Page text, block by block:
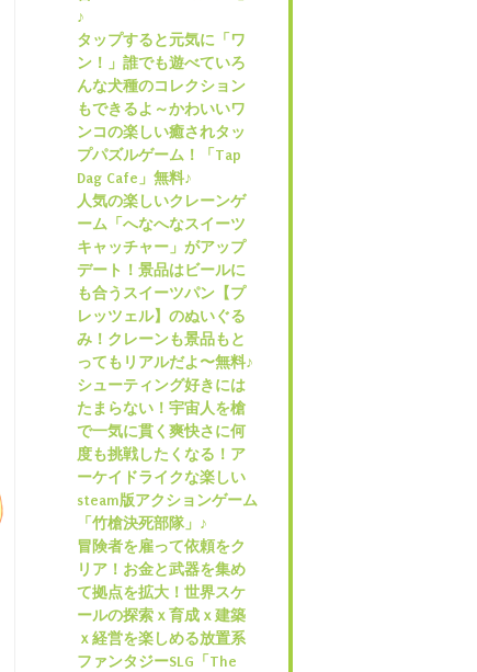
♪
タップすると元気に「ワ
ン！」誰でも遊べていろ
んな犬種のコレクション
もできるよ～かわいいワ
ンコの楽しい癒されタッ
プパズルゲーム！「Tap
Dag Cafe」無料♪
人気の楽しいクレーンゲ
ーム「へなへなスイーツ
キャッチャー」がアップ
デート！景品はビールに
も合うスイーツパン【プ
レッツェル】のぬいぐる
み！クレーンも景品もと
ってもリアルだよ〜無料♪
シューティング好きには
たまらない！宇宙人を槍
で一気に貫く爽快さに何
度も挑戦したくなる！ア
ーケイドライクな楽しい
steam版アクションゲーム
「竹槍決死部隊」♪
冒険者を雇って依頼をク
リア！お金と武器を集め
て拠点を拡大！世界スケ
ールの探索ｘ育成ｘ建築
ｘ経営を楽しめる放置系
ファンタジーSLG「The